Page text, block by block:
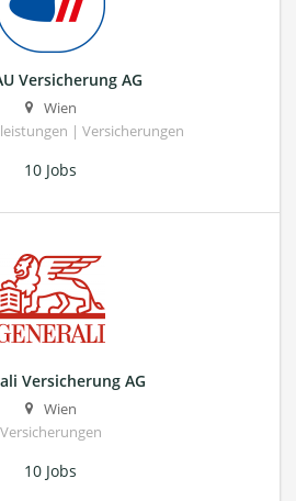
Versicherung AG
Wien
| Versicherungen
10 Jobs
Versicherung AG
Wien
Versicherungen
10 Jobs